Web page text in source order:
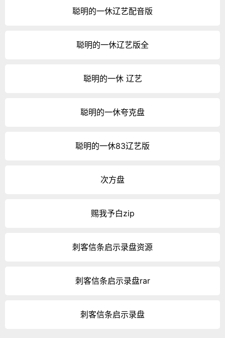
聪明的一休辽艺配音版
聪明的一休辽艺版全
聪明的一休 辽艺
聪明的一休夸克盘
聪明的一休83辽艺版
次方盘
赐我予白zip
刺客信条启示录盘资源
刺客信条启示录盘rar
刺客信条启示录盘